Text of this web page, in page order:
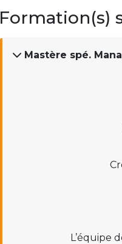
Formation(s)
Mastère spé.
L’équipe